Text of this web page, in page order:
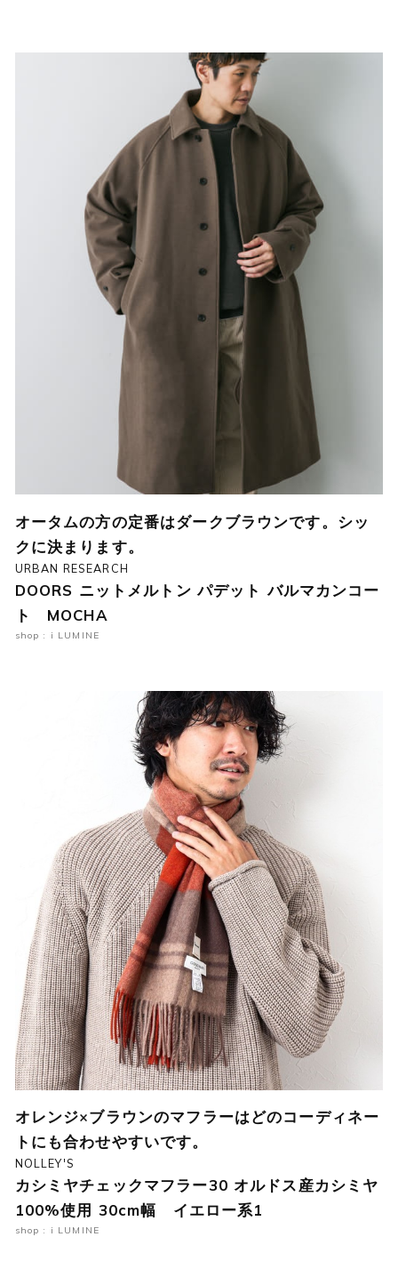
オータムの方の定番はダークブラウンです。シッ
クに決まります。
URBAN RESEARCH
DOORS ニットメルトン パデット バルマカンコー
ト MOCHA
shop : i LUMINE
オレンジ×ブラウンのマフラーはどのコーディネー
トにも合わせやすいです。
NOLLEY'S
カシミヤチェックマフラー30 オルドス産カシミヤ
100%使用 30cm幅 イエロー系1
shop : i LUMINE